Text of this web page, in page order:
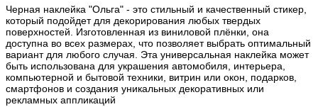
Черная наклейка "Ольга" - это стильный и качественный стикер,
который подойдет для декорирования любых твердых
поверхностей. Изготовленная из виниловой плёнки, она
доступна во всех размерах, что позволяет выбрать оптимальный
вариант для любого случая. Эта универсальная наклейка может
быть использована для украшения автомобиля, интерьера,
компьютерной и бытовой техники, витрин или окон, подарков,
смартфонов и создания уникальных декоративных или
рекламных аппликаций